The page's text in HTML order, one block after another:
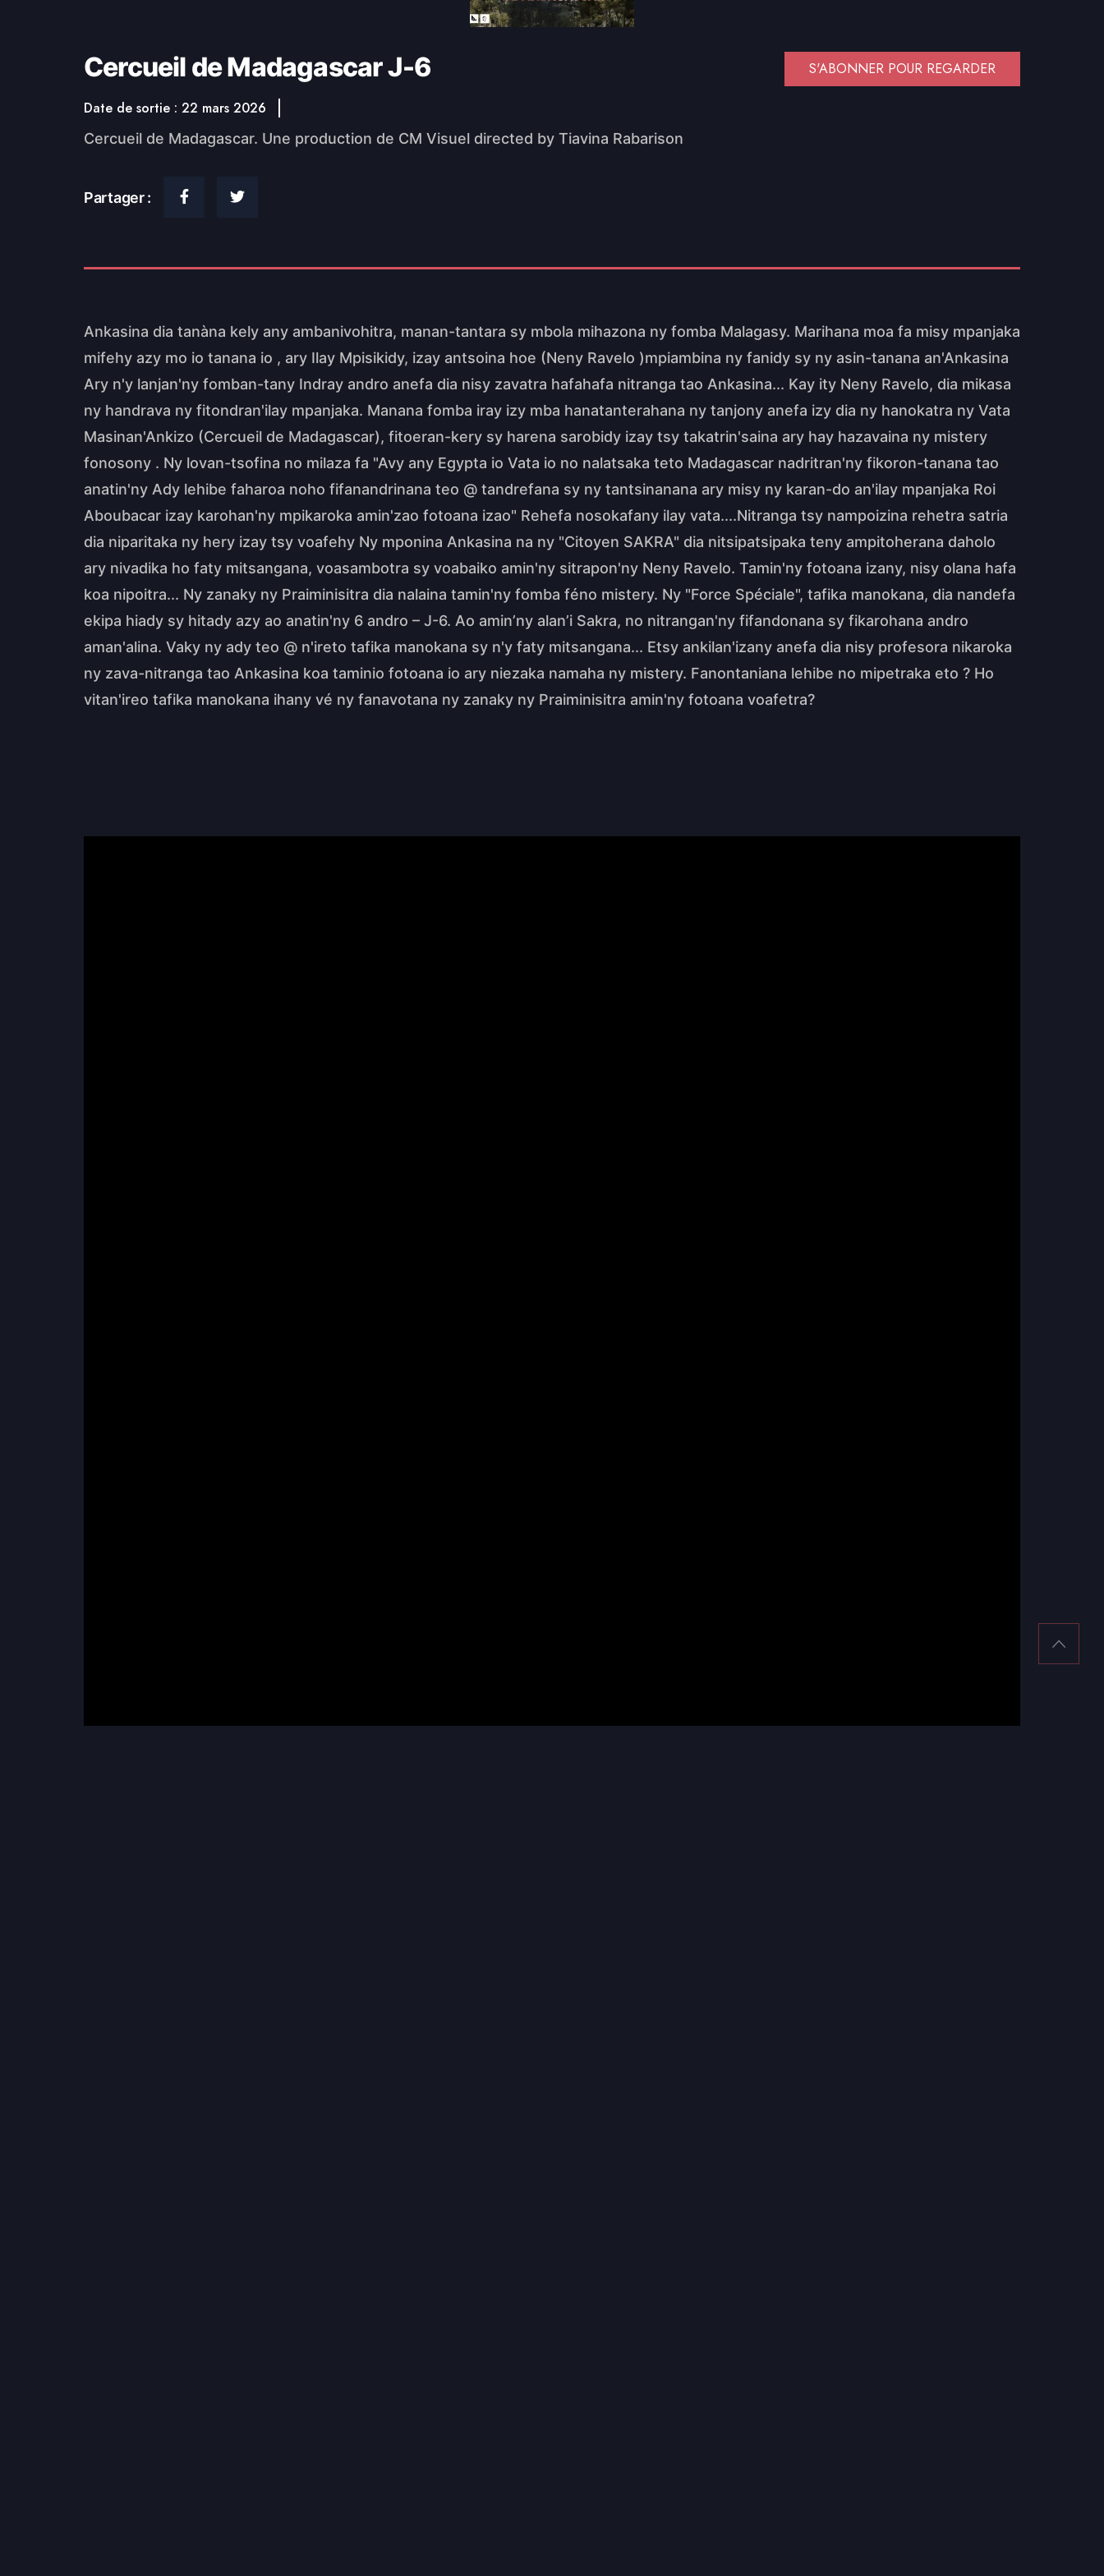
Cercueil de Madagascar J-6 S'ABONNER POUR REGARDER
Date de sortie : 22 mars 2026
Cercueil de Madagascar. Une production de CM Visuel directed by Tiavina Rabarison
Partager :
Ankasina dia tanàna kely any ambanivohitra, manan-tantara sy mbola mihazona ny fomba Malagasy. Marihana moa fa misy mpanjaka
mifehy azy mo io tanana io , ary Ilay Mpisikidy, izay antsoina hoe (Neny Ravelo )mpiambina ny fanidy sy ny asin-tanana an'Ankasina
Ary n'y lanjan'ny fomban-tany Indray andro anefa dia nisy zavatra hafahafa nitranga tao Ankasina... Kay ity Neny Ravelo, dia mikasa
ny handrava ny fitondran'ilay mpanjaka. Manana fomba iray izy mba hanatanterahana ny tanjony anefa izy dia ny hanokatra ny Vata
Masinan'Ankizo (Cercueil de Madagascar), fitoeran-kery sy harena sarobidy izay tsy takatrin'saina ary hay hazavaina ny mistery
fonosony . Ny lovan-tsofina no milaza fa "Avy any Egypta io Vata io no nalatsaka teto Madagascar nadritran'ny fikoron-tanana tao
anatin'ny Ady lehibe faharoa noho fifanandrinana teo @ tandrefana sy ny tantsinanana ary misy ny karan-do an'ilay mpanjaka Roi
Aboubacar izay karohan'ny mpikaroka amin'zao fotoana izao" Rehefa nosokafany ilay vata....Nitranga tsy nampoizina rehetra satria
dia niparitaka ny hery izay tsy voafehy Ny mponina Ankasina na ny "Citoyen SAKRA" dia nitsipatsipaka teny ampitoherana daholo
ary nivadika ho faty mitsangana, voasambotra sy voabaiko amin'ny sitrapon'ny Neny Ravelo. Tamin'ny fotoana izany, nisy olana hafa
koa nipoitra... Ny zanaky ny Praiminisitra dia nalaina tamin'ny fomba féno mistery. Ny "Force Spéciale", tafika manokana, dia nandefa
ekipa hiady sy hitady azy ao anatin'ny 6 andro – J-6. Ao amin’ny alan’i Sakra, no nitrangan'ny fifandonana sy fikarohana andro
aman'alina. Vaky ny ady teo @ n'ireto tafika manokana sy n'y faty mitsangana... Etsy ankilan'izany anefa dia nisy profesora nikaroka
ny zava-nitranga tao Ankasina koa taminio fotoana io ary niezaka namaha ny mistery. Fanontaniana lehibe no mipetraka eto ? Ho
vitan'ireo tafika manokana ihany vé ny fanavotana ny zanaky ny Praiminisitra amin'ny fotoana voafetra?